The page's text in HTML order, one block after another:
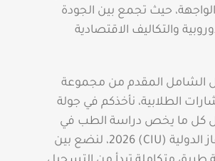
حيث تجمع بين الجودة
والتكاليف الاقتصادية
الشامل المقدم من مجموعة
الطلابية، نأخذكم في جولة
كل ما يخص دراسة الطب في
جامعة القوقاز الدولية (CIU) 2026، لنضع بين